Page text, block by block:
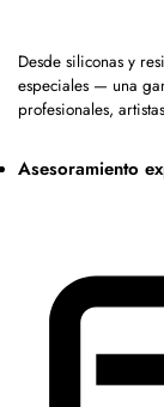
Desde siliconas y
especiales — una
profesionales,
Asesoramiento